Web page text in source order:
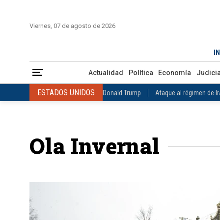
Viernes, 07 de agosto de 2026
Actualidad Política Economía Judicial
ESTADOS UNIDOS Donald Trump Ataque al régimen de
VENEZUELA Juicio contra Maduro Terremoto en
ESTADOS UNIDOS
INTERNACIONAL Raúl Castro José Luis Rodríguez Zapatero
COLOMBIA Elecciones Presidenciales en Colombia Gustavo
Ola Invernal